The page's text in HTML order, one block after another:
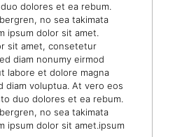
dolores et ea rebum.
no sea takimata
ipsum dolor sit amet.
sit amet, consetetur
diam nonumy eirmod
labore et dolore magna
diam voluptua. At vero eos
duo dolores et ea rebum.
no sea takimata
ipsum dolor sit amet.ipsum